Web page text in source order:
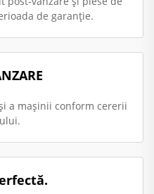
de garanție.
a mașinii conform cererii